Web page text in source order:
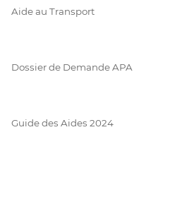
Aide au Transport
Dossier de Demande APA
Guide des Aides 2024